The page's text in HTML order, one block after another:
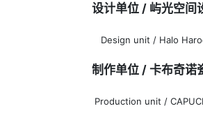
设计单位 / 屿光空间
Design unit / Halo
制作单位 / 卡布奇诺
Production unit /